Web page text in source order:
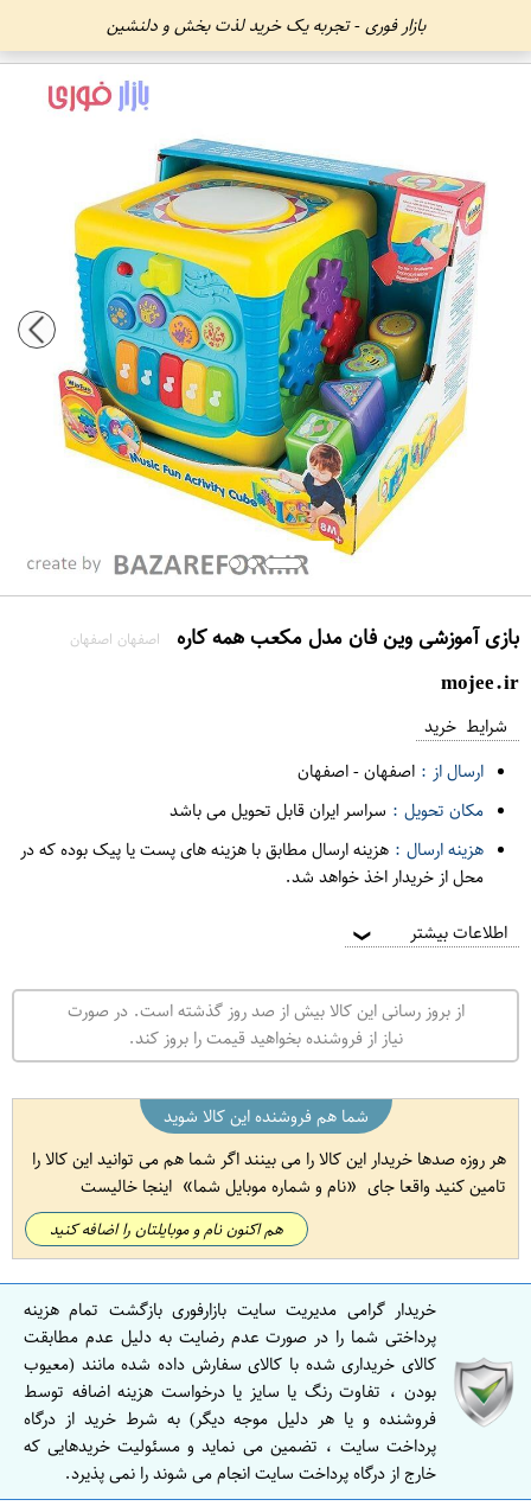
بازار فوری - تجربه یک خرید لذت بخش و دلنشین
بازی آموزشی وین فان مدل مکعب همه کاره اصفهان اصفهان
mojee.ir
شرایط خرید
ارسال از : اصفهان-اصفهان
مکان تحویل : سراسر ایران قابل تحویل می باشد
هزینه ارسال : هزینه ارسال مطابق با هزینه های پست یا پیک بوده که در
محل از خریدار اخذ خواهد شد.
اطلاعات بیشتر ❯
از بروز رسانی این کالا بیش از صد روز گذشته است. در صورت
نیاز از فروشنده بخواهید قیمت را بروز کند.
شما هم فروشنده این کالا شوید
هر روزه صدها خریدار این کالا را می بینند اگر شما هم می توانید این کالا را
تامین کنید واقعا جای
نام و شماره موبایل شما اینجا خالیست
هم اکنون نام و موبایلتان را اضافه کنید
خریدار گرامی مدیریت سایت بازارفوری بازگشت تمام هزینه
پرداختی شما را در صورت عدم رضایت به دلیل عدم مطابقت
کالای خریداری شده با کالای سفارش داده شده مانند (معیوب
بودن ، تفاوت رنگ یا سایز یا درخواست هزینه اضافه توسط
فروشنده و یا هر دلیل موجه دیگر) به شرط خرید از درگاه
پرداخت سایت ، تضمین می نماید و مسئولیت خریدهایی که
خارج از درگاه پرداخت سایت انجام می شوند را نمی پذیرد.